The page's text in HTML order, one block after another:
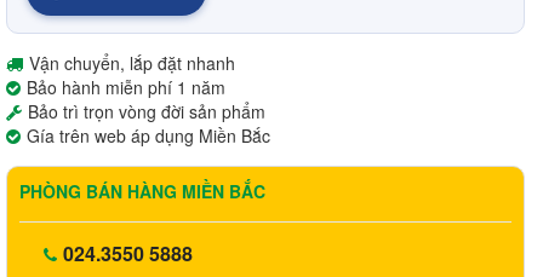
Vận chuyển, lắp đặt nhanh
Bảo hành miễn phí 1 năm
Bảo trì trọn vòng đời sản phẩm
Gía trên web áp dụng Miền Bắc
PHÒNG BÁN HÀNG MIỀN BẮC
024.3550 5888